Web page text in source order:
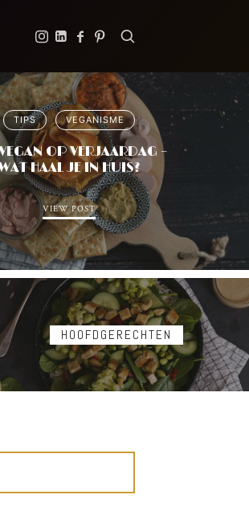
TIPS VEGANISME
OP VERJAARDAG –
HAAL JE IN HUIS?
VIEW POST
HOOFDGERECHTEN